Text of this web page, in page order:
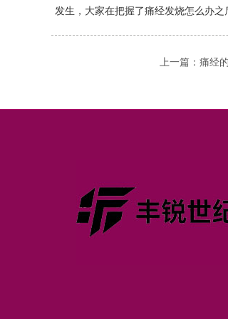
发生，大家在把握了痛经发烧怎么办
上一篇： 痛经